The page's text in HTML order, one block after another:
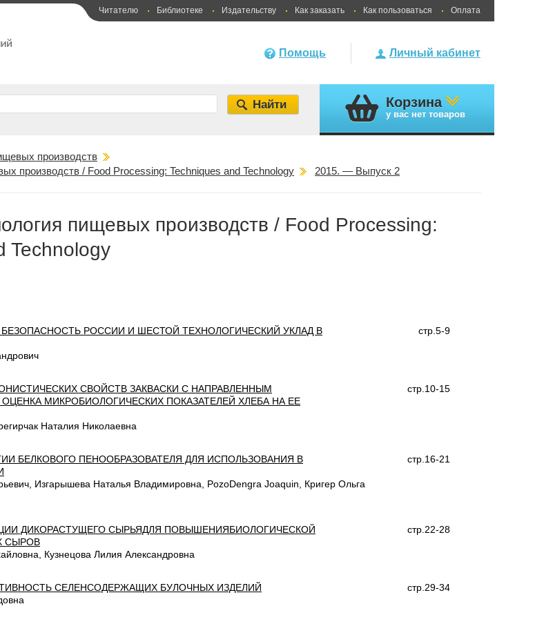
Читателю Библиотеке Издательству Как заказать Как пользоваться Оплата
Личный кабинет
Помощь
Корзина
у вас нет товаров
производств
производств / Food Processing: Techniques and Technology
2015. — Выпуск 2
пищевых производств / Food Processing:
Technology
РОССИИ И ШЕСТОЙ ТЕХНОЛОГИЧЕСКИЙ УКЛАД В
стр.5-9
СВОЙСТВ ЗАКВАСКИ С НАПРАВЛЕННЫМ
МИКРОБИОЛОГИЧЕСКИХ ПОКАЗАТЕЛЕЙ ХЛЕБА НА ЕЕ
стр.10-15
Наталия Николаевна
БЕЛКОВОГО ПЕНООБРАЗОВАТЕЛЯ ДЛЯ ИСПОЛЬЗОВАНИЯ В
стр.16-21
Изгарышева Наталья Владимировна, PozoDengra Joaquin, Кригер Ольга
ДИКОРАСТУЩЕГО СЫРЬЯДЛЯ ПОВЫШЕНИЯБИОЛОГИЧЕСКОЙ
СЫРОВ
стр.22-28
Кузнецова Лилия Александровна
СЕЛЕНСОДЕРЖАЩИХ БУЛОЧНЫХ ИЗДЕЛИЙ
стр.29-34